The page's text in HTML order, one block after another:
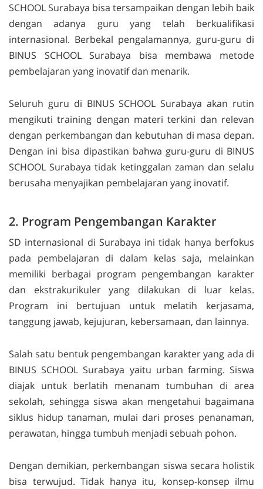
SCHOOL Surabaya bisa tersampaikan dengan lebih baik
dengan adanya guru yang telah berkualifikasi
internasional. Berbekal pengalamannya, guru-guru di
BINUS SCHOOL Surabaya bisa membawa metode
pembelajaran yang inovatif dan menarik.
Seluruh guru di BINUS SCHOOL Surabaya akan rutin
mengikuti training dengan materi terkini dan relevan
dengan perkembangan dan kebutuhan di masa depan.
Dengan ini bisa dipastikan bahwa guru-guru di BINUS
SCHOOL Surabaya tidak ketinggalan zaman dan selalu
berusaha menyajikan pembelajaran yang inovatif.
2. Program Pengembangan Karakter
SD internasional di Surabaya ini tidak hanya berfokus
pada pembelajaran di dalam kelas saja, melainkan
memiliki berbagai program pengembangan karakter
dan ekstrakurikuler yang dilakukan di luar kelas.
Program ini bertujuan untuk melatih kerjasama,
tanggung jawab, kejujuran, kebersamaan, dan lainnya.
Salah satu bentuk pengembangan karakter yang ada di
BINUS SCHOOL Surabaya yaitu urban farming. Siswa
diajak untuk berlatih menanam tumbuhan di area
sekolah, sehingga siswa akan mengetahui bagaimana
siklus hidup tanaman, mulai dari proses penanaman,
perawatan, hingga tumbuh menjadi sebuah pohon.
Dengan demikian, perkembangan siswa secara holistik
bisa terwujud. Tidak hanya itu, konsep-konsep ilmu